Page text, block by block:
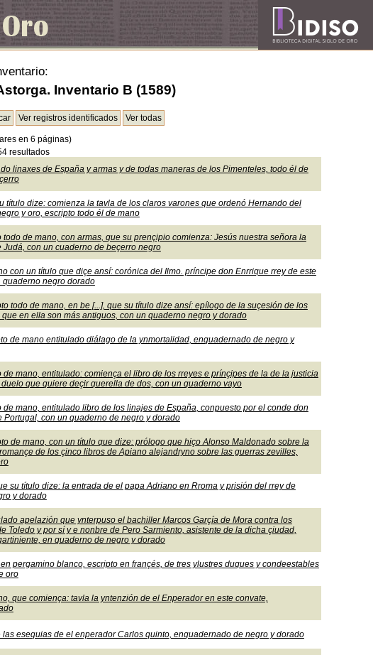
Inventario B (1589)
en 6 páginas)
resultados
linaxes de España y armas y de todas maneras de los Pimenteles, todo él de
título dize: comienza la tavla de los claros varones que ordenó Hernando del
y oro, escripto todo él de mano
de mano, con armas, que su prençipio comienza: Jesús nuestra señora la
con un cuaderno de beçerro negro
con un título que diçe ansí: corónica del Ilmo. príncipe don Enrrique rrey de este
negro dorado
todo de mano, en be [...], que su título dize ansí: epílogo de la suçesión de los
en ella son más antiguos, con un quaderno negro y dorado
de mano entitulado diálago de la ynmortalidad, enquadernado de negro y
de mano, entitulado: comiença el libro de los rreyes e prínçipes de la de la justicia
que quiere deçir querella de dos, con un quaderno vayo
de mano, entitulado libro de los linajes de España, conpuesto por el conde don
con un quaderno de negro y dorado
de mano, con un título que dize: prólogo que hiço Alonso Maldonado sobre la
de los çinco libros de Apiano alejandryno sobre las guerras zevilles,
su título dize: la entrada de el papa Adriano en Rroma y prisión del rrey de
y dorado
apelazión que ynterpuso el bachiller Marcos Garçía de Mora contra los
Toledo y por sí y e nonbre de Pero Sarmiento, asistente de la dicha çiudad,
en quaderno de negro y dorado
pergamino blanco, escripto en françés, de tres ylustres duques y condeestables
oro
que comiença: tavla la yntenzión de el Enperador en este convate,
las esequias de el enperador Carlos quinto, enquadernado de negro y dorado